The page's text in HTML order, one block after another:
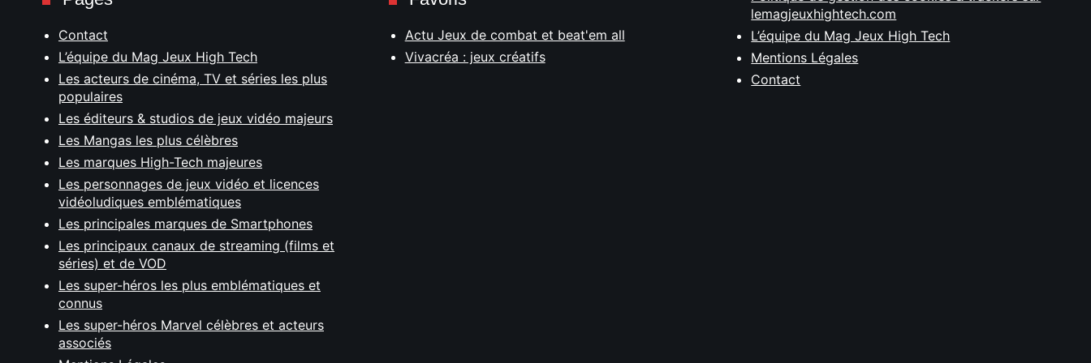
Contact
L’équipe du Mag Jeux High Tech
Les acteurs de cinéma, TV et séries les plus
populaires
Les éditeurs & studios de jeux vidéo majeurs
Les Mangas les plus célèbres
Les marques High-Tech majeures
Les personnages de jeux vidéo et licences
vidéoludiques emblématiques
Les principales marques de Smartphones
Les principaux canaux de streaming (films et
séries) et de VOD
Les super-héros les plus emblématiques et
connus
Les super-héros Marvel célèbres et acteurs
associés
Actu Jeux de combat et beat'em all
Vivacréa : jeux créatifs
lemagjeuxhightech.com
L’équipe du Mag Jeux High Tech
Mentions Légales
Contact